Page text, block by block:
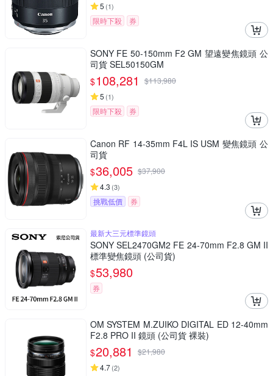
5 (1)
限時下殺 券
SONY FE 50-150mm F2 GM 望遠變焦鏡頭 公
司貨 SEL50150GM
$108,281 $113,980
5 (1)
限時下殺 券
Canon RF 14-35mm F4L IS USM 變焦鏡頭 公
司貨
$36,005 $37,900
4.3 (3)
挑戰低價 券
最新大三元標準鏡頭
SONY SEL2470GM2 FE 24-70mm F2.8 GM II
標準變焦鏡頭 (公司貨)
$53,980
券
OM SYSTEM M.ZUIKO DIGITAL ED 12-40mm
F2.8 PRO II 鏡頭 (公司貨 裸裝)
$20,881 $21,980
4.7(2)